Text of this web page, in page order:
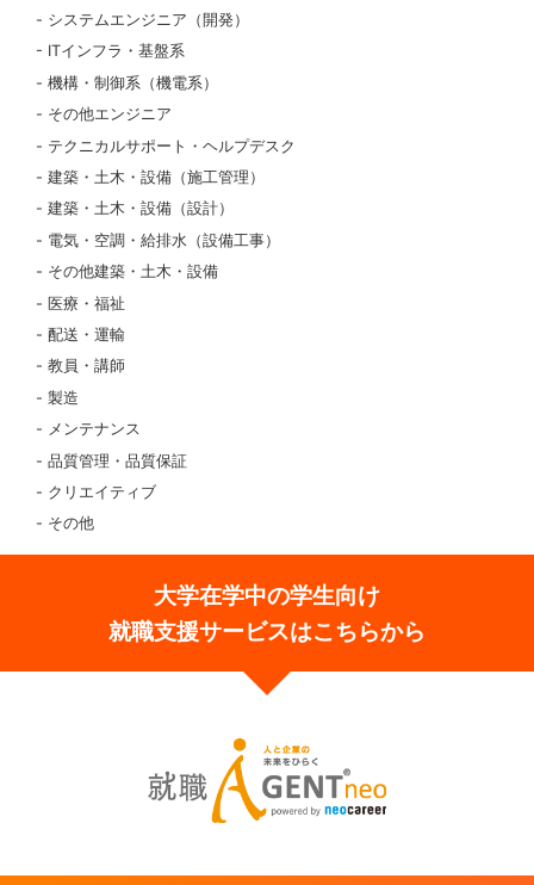
システムエンジニア（開発）
ITインフラ・基盤系
機構・制御系（機電系）
その他エンジニア
テクニカルサポート・ヘルプデスク
建築・土木・設備（施工管理）
建築・土木・設備（設計）
電気・空調・給排水（設備工事）
その他建築・土木・設備
医療・福祉
配送・運輸
教員・講師
製造
メンテナンス
品質管理・品質保証
クリエイティブ
その他
大学在学中の学生向け
就職支援サービスはこちらから